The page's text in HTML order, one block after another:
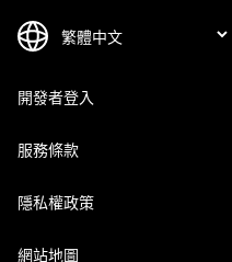
開發者登入
服務條款
隱私權政策
網站地圖